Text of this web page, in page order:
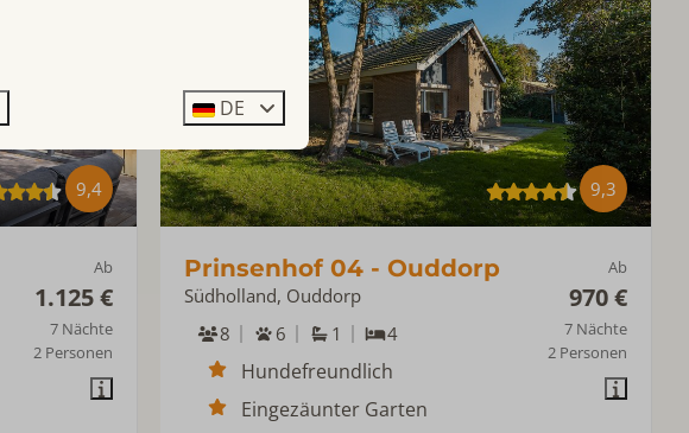
9,4
Ab
1.125 €
7 Nächte
2 Personen
9,3
Ab
970 €
7 Nächte
2 Personen
Prinsenhof 04 - Ouddorp
Südholland, Ouddorp
8
6 1 4
Hundefreundlich
Eingezäunter Garten
DE